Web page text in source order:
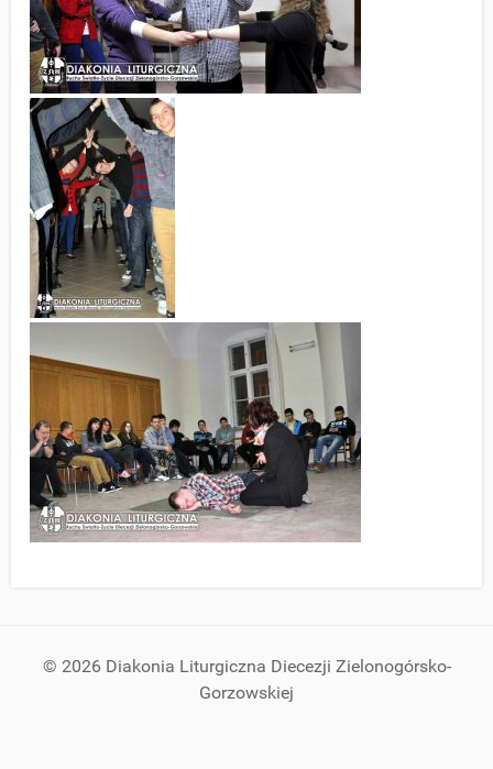
© 2026 Diakonia Liturgiczna Diecezji Zielonogórsko-
Gorzowskiej